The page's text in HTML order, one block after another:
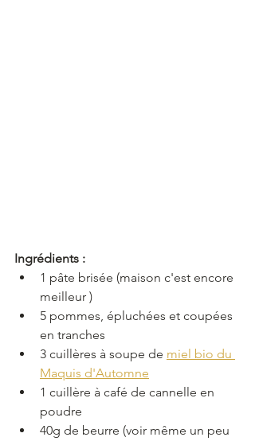
Ingrédients :
1 pâte brisée (maison c'est encore
meilleur )
5 pommes, épluchées et coupées
en tranches
3 cuillères à soupe de miel bio du
Maquis d'Automne
1 cuillère à café de cannelle en
poudre
40g de beurre (voir même un peu